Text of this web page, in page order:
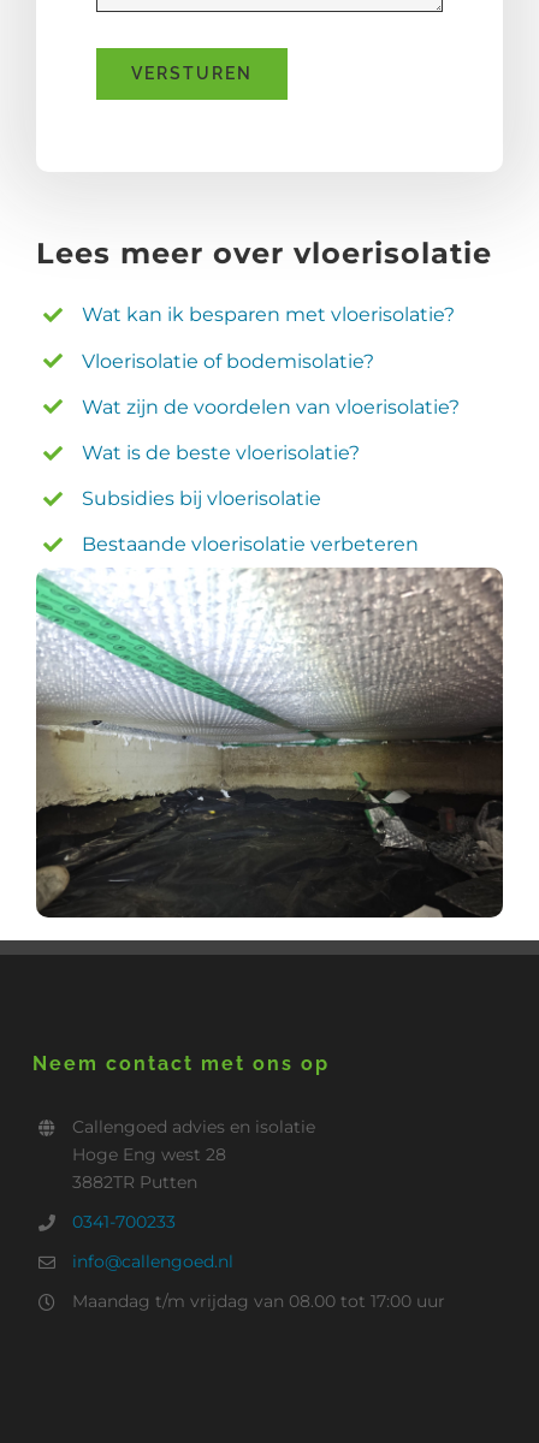
VERSTUREN
Lees meer over vloerisolatie
Wat kan ik besparen met vloerisolatie?
Vloerisolatie of bodemisolatie?
Wat zijn de voordelen van vloerisolatie?
Wat is de beste vloerisolatie?
Subsidies bij vloerisolatie
Bestaande vloerisolatie verbeteren
Neem contact met ons op
Callengoed advies en isolatie
Hoge Eng west 28
3882TR Putten
0341-700233
info@callengoed.nl
Maandag t/m vrijdag van 08.00 tot 17:00 uur